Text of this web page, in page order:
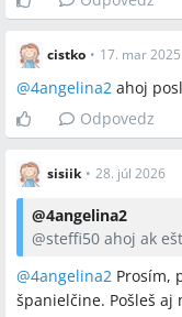
cistko • 17. mar 2025
@4angelina2 ahoj
Odpovedz
sisiik • 28. júl 2026
@4angelina2
@steffi50 ahoj ak
@4angelina2 Prosím,
španielčine. Pošleš aj